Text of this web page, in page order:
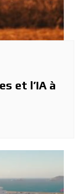
et l’IA à